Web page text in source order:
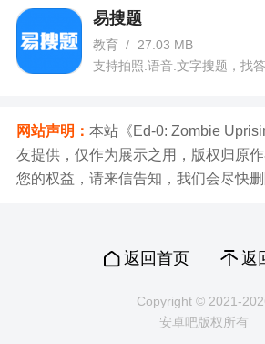
易搜题
教育 / 27.03 MB
支持拍照.语音.文字搜题，找
网站声明： 本站《Ed-0: Zombie
友提供，仅作为展示之用，版权归原
您的权益，请来信告知，我们会尽快删
返回首页 返
Copyright © 2021-
安卓吧版权所有